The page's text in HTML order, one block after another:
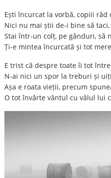
Ești încurcat la vorbă, copiii râd
Nici nu mai știi de-i bine să
Stai într-un colț, pe gânduri, să
Ți-e mintea încurcată și tot
E trist că despre toate îi tot
N-ai nici un spor la treburi și
Așa e roata vieții, precum
O tot învârte vântul cu vălul lui